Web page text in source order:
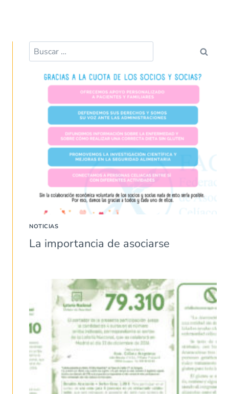
Buscar:
NOTICIAS
La importancia de asociarse